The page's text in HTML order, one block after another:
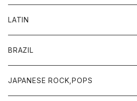
LATIN
BRAZIL
JAPANESE ROCK,POPS